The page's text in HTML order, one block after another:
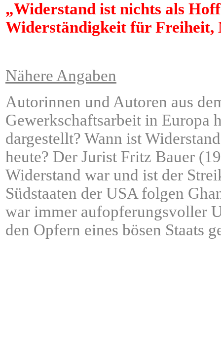
„Widerstand ist nichts als
Widerständigkeit für Freiheit,
Nähere Angaben
Autorinnen und Autoren aus
Gewerkschaftsarbeit in Europa
dargestellt? Wann ist
heute? Der Jurist Fritz Bauer
Widerstand war und ist der
Südstaaten der USA folgen
war immer aufopferungsvoller
den Opfern eines bösen Staats